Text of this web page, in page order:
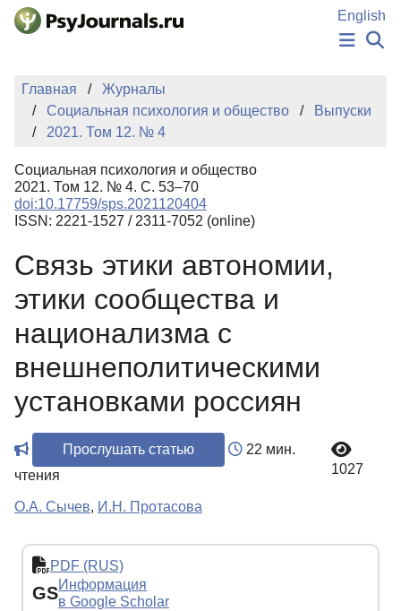
Перейти к основному содержанию
English
НОВОСТИ
ИЗДАНИЯ
БАЗА ЗНАНИЙ
КЛЮЧЕВЫЕ СЛОВА
Регистрация
Главная
Журналы
Социальная психология и общество
Выпуски
2021. Том 12. № 4
Социальная психология и общество
2021. Том 12. № 4. С. 53–70
doi:10.17759/sps.2021120404
ISSN: 2221-1527 / 2311-7052 (online)
Связь этики автономии,
этики сообщества и
национализма с
внешнеполитическими
установками россиян
Прослушать статью
22 мин.
чтения
1027
О.А. Сычев, И.Н. Протасова
PDF (RUS)
GSИнформация
в Google Scholar